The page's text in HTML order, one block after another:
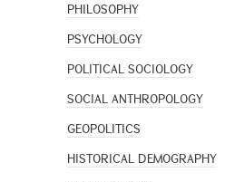
PHILOSOPHY
PSYCHOLOGY
POLITICAL SOCIOLOGY
SOCIAL ANTHROPOLOGY
GEOPOLITICS
HISTORICAL DEMOGRAPHY